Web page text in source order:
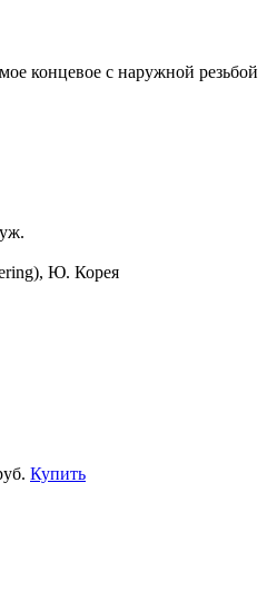
концевое с наружной резьбой
Ю. Корея
Купить